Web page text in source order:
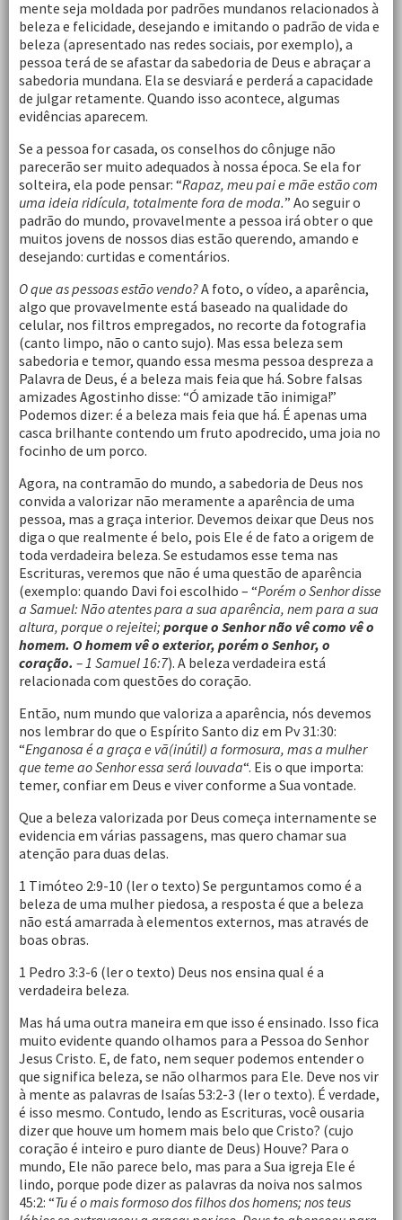
mente seja moldada por padrões mundanos relacionados à
beleza e felicidade, desejando e imitando o padrão de vida e
beleza (apresentado nas redes sociais, por exemplo), a
pessoa terá de se afastar da sabedoria de Deus e abraçar a
sabedoria mundana. Ela se desviará e perderá a capacidade
de julgar retamente. Quando isso acontece, algumas
evidências aparecem.
Se a pessoa for casada, os conselhos do cônjuge não
parecerão ser muito adequados à nossa época. Se ela for
solteira, ela pode pensar: “Rapaz, meu pai e mãe estão com
uma ideia ridícula, totalmente fora de moda.” Ao seguir o
padrão do mundo, provavelmente a pessoa irá obter o que
muitos jovens de nossos dias estão querendo, amando e
desejando: curtidas e comentários.
O que as pessoas estão vendo?A foto, o vídeo, a aparência,
algo que provavelmente está baseado na qualidade do
celular, nos filtros empregados, no recorte da fotografia
(canto limpo, não o canto sujo). Mas essa beleza sem
sabedoria e temor, quando essa mesma pessoa despreza a
Palavra de Deus, é a beleza mais feia que há. Sobre falsas
amizades Agostinho disse: “Ó amizade tão inimiga!”
Podemos dizer: é a beleza mais feia que há. É apenas uma
casca brilhante contendo um fruto apodrecido, uma joia no
focinho de um porco.
Agora, na contramão do mundo, a sabedoria de Deus nos
convida a valorizar não meramente a aparência de uma
pessoa, mas a graça interior. Devemos deixar que Deus nos
diga o que realmente é belo, pois Ele é de fato a origem de
toda verdadeira beleza. Se estudamos esse tema nas
Escrituras, veremos que não é uma questão de aparência
(exemplo: quando Davi foi escolhido – “Porém o Senhor disse
a Samuel: Não atentes para a sua aparência, nem para a sua
altura, porque o rejeitei; porque o Senhor não vê como vê o
homem. O homem vê o exterior, porém o Senhor, o
coração. – 1 Samuel 16:7). A beleza verdadeira está
relacionada com questões do coração.
Então, num mundo que valoriza a aparência, nós devemos
nos lembrar do que o Espírito Santo diz em Pv 31:30:
“Enganosa é a graça e vã(inútil) a formosura, mas a mulher
que teme ao Senhor essa será louvada“. Eis o que importa:
temer, confiar em Deus e viver conforme a Sua vontade.
Que a beleza valorizada por Deus começa internamente se
evidencia em várias passagens, mas quero chamar sua
atenção para duas delas.
1 Timóteo 2:9-10 (ler o texto) Se perguntamos como é a
beleza de uma mulher piedosa, a resposta é que a beleza
não está amarrada à elementos externos, mas através de
boas obras.
1 Pedro 3:3-6 (ler o texto) Deus nos ensina qual é a
verdadeira beleza.
Mas há uma outra maneira em que isso é ensinado. Isso fica
muito evidente quando olhamos para a Pessoa do Senhor
Jesus Cristo. E, de fato, nem sequer podemos entender o
que significa beleza, se não olharmos para Ele. Deve nos vir
à mente as palavras de Isaías 53:2-3 (ler o texto). É verdade,
é isso mesmo. Contudo, lendo as Escrituras, você ousaria
dizer que houve um homem mais belo que Cristo? (cujo
coração é inteiro e puro diante de Deus) Houve? Para o
mundo, Ele não parece belo, mas para a Sua igreja Ele é
lindo, porque pode dizer as palavras da noiva nos salmos
45:2: “Tu é o mais formoso dos filhos dos homens; nos teus